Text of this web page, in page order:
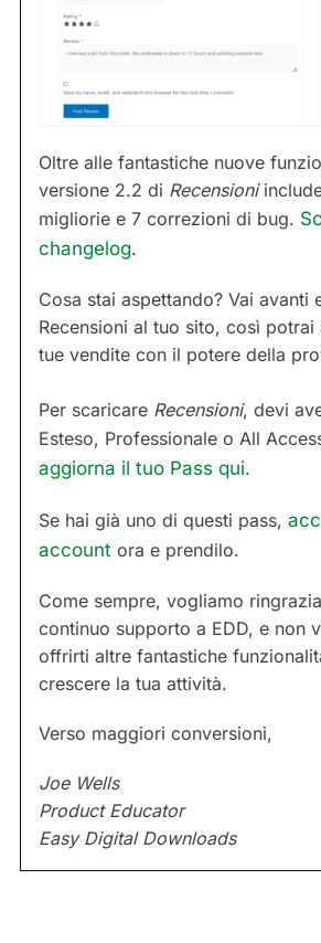
Oltre alle fantastiche nuove
versione 2.2 di Recensioni
migliorie e 7 correzioni di bug.
changelog.
Cosa stai aspettando? Vai avanti
Recensioni al tuo sito, così potrai
tue vendite con il potere della
Per scaricare Recensioni, devi
Esteso, Professionale o All
aggiorna il tuo Pass qui.
Se hai già uno di questi pass,
account ora e prendilo.
Come sempre, vogliamo
continuo supporto a EDD, e non
offrirti altre fantastiche
crescere la tua attività.
Verso maggiori conversioni,
Joe Wells
Product Educator
Easy Digital Downloads